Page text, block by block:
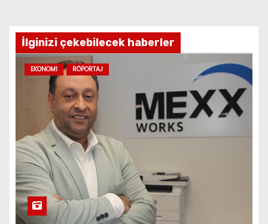
İlginizi çekebilecek haberler
EKONOMI RÖPORTAJ